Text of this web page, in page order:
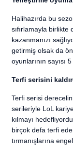
Halihazırda bu
sıfırlamayla birlikte
kazanmanızı
getirmiş olsak da
oyunlarının sayısı
Terfi serisini
Terfi serisi
serileriyle LoL
kılmayı
birçok defa terfi
tırmanışlarına